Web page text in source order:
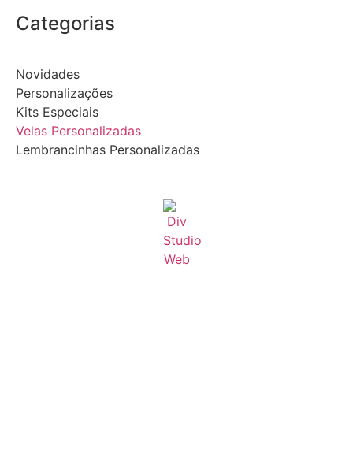
Categorias
Novidades
Personalizações
Kits Especiais
Velas Personalizadas
Lembrancinhas Personalizadas